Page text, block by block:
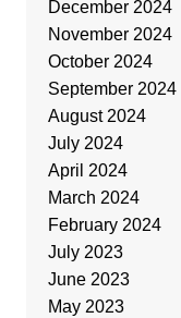
December 2024
November 2024
October 2024
September 2024
August 2024
July 2024
April 2024
March 2024
February 2024
July 2023
June 2023
May 2023